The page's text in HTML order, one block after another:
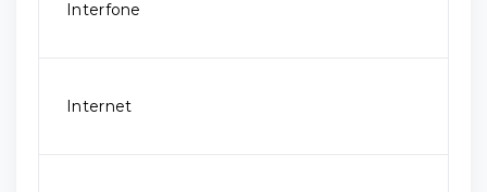
Interfone
Internet